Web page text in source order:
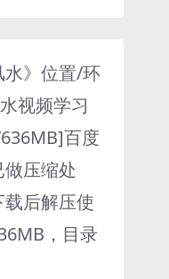
》位置/环
视频学习
百度
压缩处
后解压使
，目录